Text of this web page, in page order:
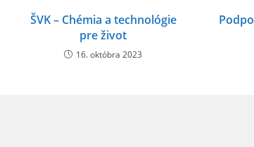
ŠVK – Chémia a technológie
pre život
16. októbra 2023